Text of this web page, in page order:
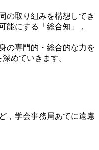
の取り組みを構想してき
能にする「総合知」，
の専門的・総合的な力を
めていきます。
，学会事務局あてに遠慮